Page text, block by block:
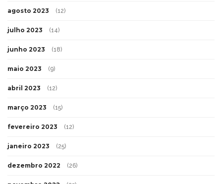
agosto 2023 (12)
julho 2023 (14)
junho 2023 (18)
maio 2023 (9)
abril 2023 (12)
março 2023 (15)
fevereiro 2023 (12)
janeiro 2023 (25)
dezembro 2022 (26)